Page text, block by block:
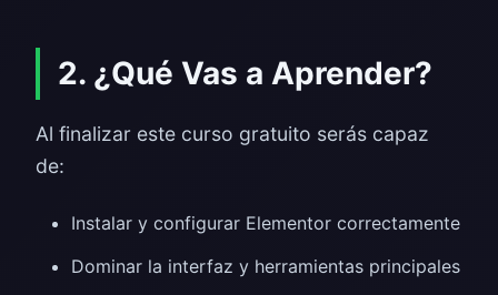
2. ¿Qué Vas a Aprender?
Al finalizar este curso gratuito serás capaz
de:
Instalar y configurar Elementor correctamente
Dominar la interfaz y herramientas principales